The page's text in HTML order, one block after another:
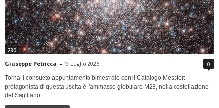
280
Giuseppe Petricca - 19 Luglio 2026 0
Torna il consueto appuntamento bimestrale con il Catalogo Messier:
protagonista di questa uscita è l'ammasso globulare M28, nella costellazione
del Sagittario.